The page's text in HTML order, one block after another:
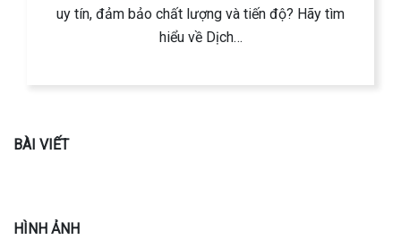
uy tín, đảm bảo chất lượng và tiến độ? Hãy tìm
hiểu về Dịch…
BÀI VIẾT
HÌNH ẢNH